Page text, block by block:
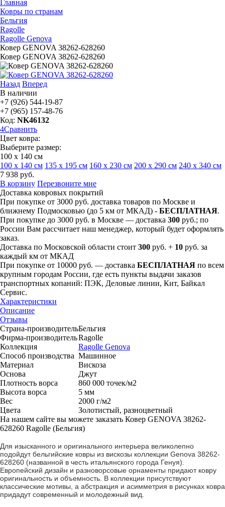
Главная
Ковры по странам
Бельгия
Ragolle
Ragolle Genova
Ковер GENOVA 38262-628260
Ковер GENOVA 38262-628260
Назад Вперед
В наличии
+7 (926) 544-19-87
+7 (965) 157-48-76
Код: NK46132
4Сравнить
Цвет ковра:
Выберите размер:
100 х 140 см
100 х 140 см 135 х 195 см 160 х 230 см 200 х 290 см 240 х 340 см
7 938 руб.
В корзину Перезвоните мне
Доставка ковровых покрытий
При покупке от 3000 руб. доставка товаров по Москве и
ближнему Подмосковью (до 5 км от МКАД) - БЕСПЛАТНАЯ.
При покупке до 3000 руб. в Москве — доставка 300 руб.; по
России Вам рассчитает наш менеджер, который будет оформлять
заказ.
Доставка по Московской области стоит 300 руб. + 10 руб. за
каждый км от МКАД
При покупке от 10000 руб. — доставка БЕСПЛАТНАЯ по всем
крупным городам России, где есть пункты выдачи заказов
транспортных копаний: ПЭК, Деловые линии, Кит, Байкал
Сервис.
Характеристики
Описание
Отзывы
Страна-производительБельгия
Фирма-производительRagolle
Коллекция
Ragolle Genova
Способ производства Машинное
Материал
Вискоза
Основа
Джут
Плотность ворса
860 000 точек/м2
Высота ворса
5 мм
Вес
2000 г/м2
Цвета
Золотистый, ​разноцветный
На нашем сайте вы можете заказать Ковер GENOVA 38262-
628260 Ragolle (Бельгия)
Для изысканного и оригинального интерьера великолепно
подойдут бельгийские ковры из вискозы коллекции Genova 38262-
628260 (названной в честь итальянского города Генуя).
Европейский дизайн и разноворсовые орнаменты придают ковру
оригинальность и объемность. В коллекции присутствуют
классические мотивы, а абстракция и асимметрия в рисунках ковра
придадут современный и молодежный вид.